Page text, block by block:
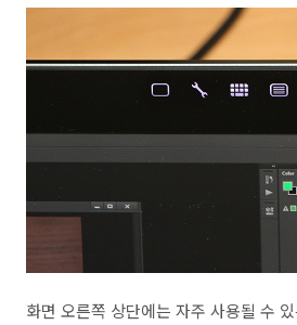
화면 오른쪽 상단에는 자주 사용될 수